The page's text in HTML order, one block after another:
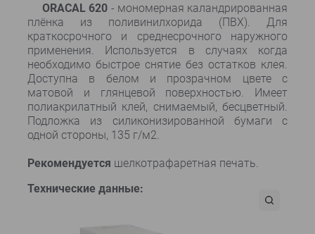
ORACAL 620 - мономерная каландрированная
плёнка из поливинилхорида (ПВХ). Для
краткосрочного и среднесрочного наружного
применения. Используется в случаях когда
необходимо быстрое снятие без остатков клея.
Доступна в белом и прозрачном цвете с
матовой и глянцевой поверхностью. Имеет
полиакрилатный клей, снимаемый, бесцветный.
Подложка из силиконизированной бумаги с
одной стороны, 135 г/м2.
Рекомендуется шелкотрафаретная печать.
Технические данные: